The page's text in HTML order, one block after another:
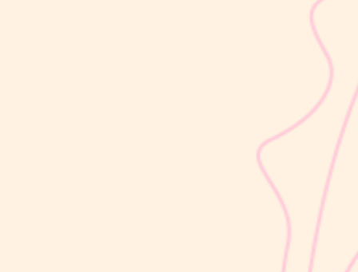
dalam masa 1000 Hari Pertama Kehidupan (HPK). Pada tahap ini,
perkembangan si Kecil berlangsung sangat pesat, mulai dari
kemampuan berjalan, berbicara, hingga berinteraksi dengan orang